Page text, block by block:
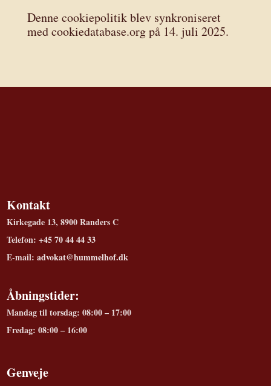
Denne cookiepolitik blev synkroniseret
med cookiedatabase.org på 14. juli 2025.
Kontakt
Kirkegade 13, 8900 Randers C
Telefon:+45 70 44 44 33
E-mail:advokat@hummelhof.dk
Åbningstider:
Mandag til torsdag: 08:00 – 17:00
Fredag: 08:00 – 16:00
Genveje